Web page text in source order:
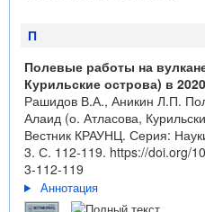
П
Полевые работы на
Курильские острова) в
Рашидов В.А., Аникин Л.П.
Алаид (о. Атласова,
Вестник КРАУНЦ. Серия:
3. С. 112-119. https://doi.org/
3-112-119
Аннотация